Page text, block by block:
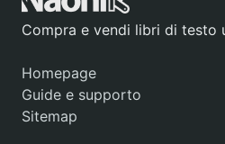
Compra e vendi libri di testo
Homepage
Guide e supporto
Sitemap